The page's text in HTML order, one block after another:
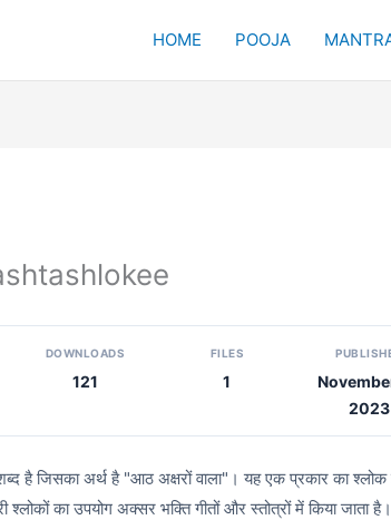
HOME POOJA
DOWNLOADS
121
FILES
1
2023
है जिसका अर्थ है "आठ अक्षरों वाला"। यह एक प्रकार का श्लोक
श्लोकों का उपयोग अक्सर भक्ति गीतों और स्तोत्रों में किया जाता है।